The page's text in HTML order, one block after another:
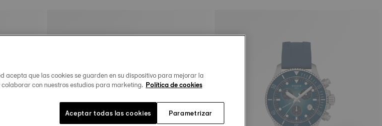
acepta que las cookies se guarden en su dispositivo para mejorar la
con nuestros estudios para marketing. Política de cookies
Parametrizar
Aceptar todas las cookies